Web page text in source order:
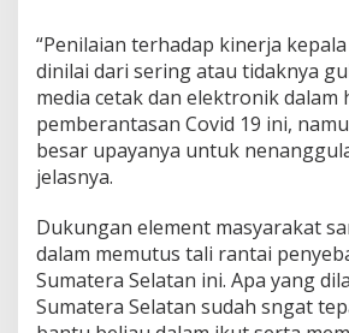
K
e
p
e
n
t
a
n
P
l
“Penilaian terhadap kinerja
dinilai dari sering atau tidaknya
media cetak dan elektronik dalam
pemberantasan Covid 19 ini,
besar upayanya untuk
jelasnya.
Dukungan element masyarakat
dalam memutus tali rantai
Sumatera Selatan ini. Apa yang
Sumatera Selatan sudah sngat